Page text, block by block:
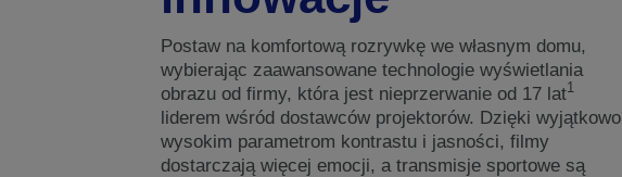
Postaw na komfortową rozrywkę we własnym domu,
wybierając zaawansowane technologie wyświetlania
obrazu od firmy, która jest nieprzerwanie od 17 lat1
liderem wśród dostawców projektorów. Dzięki wyjątkowo
wysokim parametrom kontrastu i jasności, filmy
dostarczają więcej emocji, a transmisje sportowe są